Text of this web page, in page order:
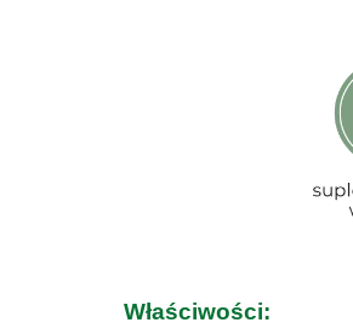
Właściwości: